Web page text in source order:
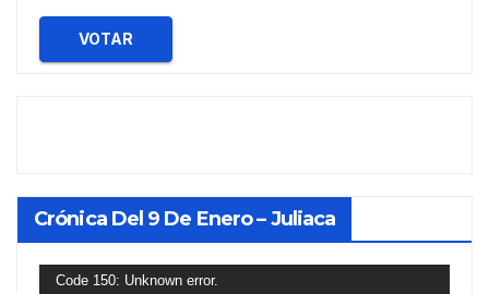
VOTAR
Crónica Del 9 De Enero – Juliaca
Reproductor
Code 150: Unknown error.